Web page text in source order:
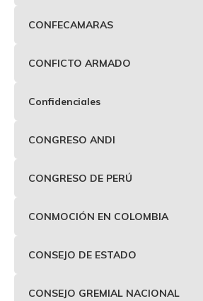
CONFECAMARAS
CONFICTO ARMADO
Confidenciales
CONGRESO ANDI
CONGRESO DE PERÚ
CONMOCIÓN EN COLOMBIA
CONSEJO DE ESTADO
CONSEJO GREMIAL NACIONAL